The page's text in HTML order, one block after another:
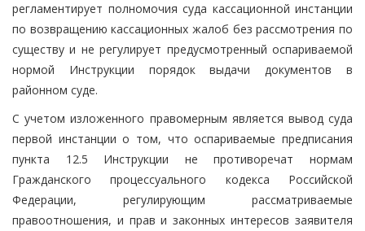
регламентирует полномочия суда кассационной инстанции
по возвращению кассационных жалоб без рассмотрения по
существу и не регулирует предусмотренный оспариваемой
нормой Инструкции порядок выдачи документов в
районном суде.
С учетом изложенного правомерным является вывод суда
первой инстанции о том, что оспариваемые предписания
пункта 12.5 Инструкции не противоречат нормам
Гражданского процессуального кодекса Российской
Федерации, регулирующим рассматриваемые
правоотношения, и прав и законных интересов заявителя